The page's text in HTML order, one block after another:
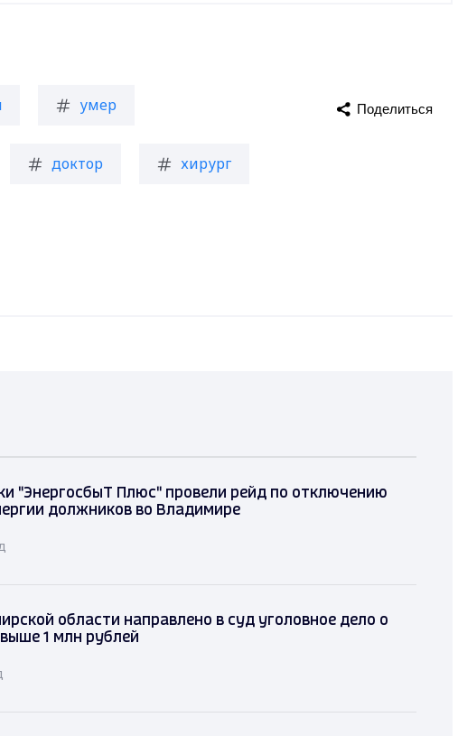
умер
доктор хирург
Поделиться
"ЭнергосбыТ Плюс" провели рейд по отключению
должников во Владимире
области направлено в суд уголовное дело о
1 млн рублей